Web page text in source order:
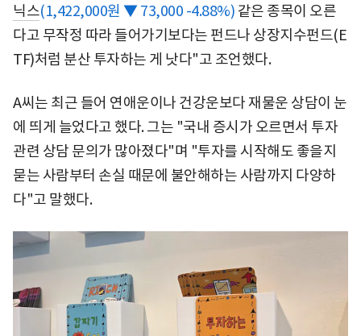
닉스(1,422,000원 ▼ 73,000 -4.88%) 같은 종목이 오른
다고 무작정 따라 들어가기보다는 펀드나 상장지수펀드(E
TF)처럼 분산 투자하는 게 낫다"고 조언했다.
A씨는 최근 들어 연애운이나 건강운보다 재물운 상담이 눈
에 띄게 늘었다고 했다. 그는 "국내 증시가 오르면서 투자
관련 상담 문의가 많아졌다"며 "투자를 시작해도 좋을지
묻는 사람부터 손실 때문에 불안해하는 사람까지 다양하
다"고 말했다.